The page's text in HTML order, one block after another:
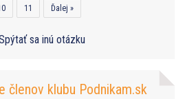
11 Ďalej »
sa inú otázku
členov klubu Podnikam.sk